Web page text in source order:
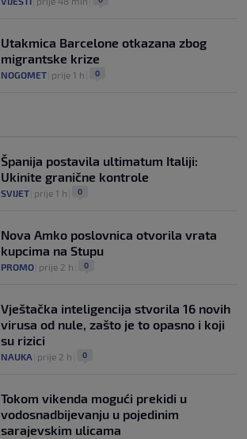
Utakmica Barcelone otkazana zbog
migrantske krize
NOGOMET prije 1 h 0
Španija postavila ultimatum Italiji:
Ukinite granične kontrole
SVIJET prije 1 h 0
Nova Amko poslovnica otvorila vrata
kupcima na Stupu
PROMO prije 2 h 0
Vještačka inteligencija stvorila 16 novih
virusa od nule, zašto je to opasno i koji
su rizici
NAUKA prije 2 h 0
Tokom vikenda mogući prekidi u
vodosnadbijevanju u pojedinim
sarajevskim ulicama